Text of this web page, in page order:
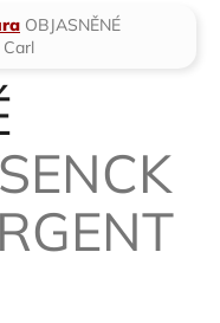
OBJASNĚNÉ
Carl